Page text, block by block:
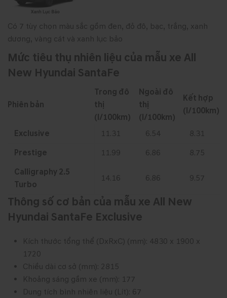
Có 7 tùy chọn màu sắc gồm đen, đỏ đô, bạc, trắng, xanh
dương, vàng cát và xanh lục bảo
Mức tiêu thụ nhiên liệu của mẫu xe All
New Hyundai SantaFe
Phiên bản
Trong đô
thị
(l/100km)
Ngoài đô
thị
(l/100km)
Kết hợp
(l/100km)
Exclusive 11.31 6.54
8.31
Prestige
11.99 6.86
8.75
Calligraphy 2.5
Turbo
14.16 6.86 9.57
Thông số cơ bản của mẫu xe All New
Hyundai SantaFe Exclusive
Kích thước tổng thể (DxRxC) (mm): 4830 x 1900 x
1720
Chiều dài cơ sở (mm): 2815
Khoảng sáng gầm xe (mm): 177
Dung tích bình nhiên liệu (Lít): 67